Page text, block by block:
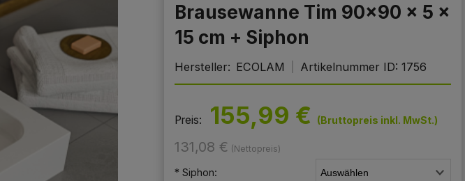
Brausewanne Tim 90x90 x 5 x
15 cm + Siphon
Hersteller: ECOLAM Artikelnummer ID: 1756
Preis: 155,99 € (Bruttopreis inkl. MwSt.)
131,08 € (Nettopreis)
* Siphon: